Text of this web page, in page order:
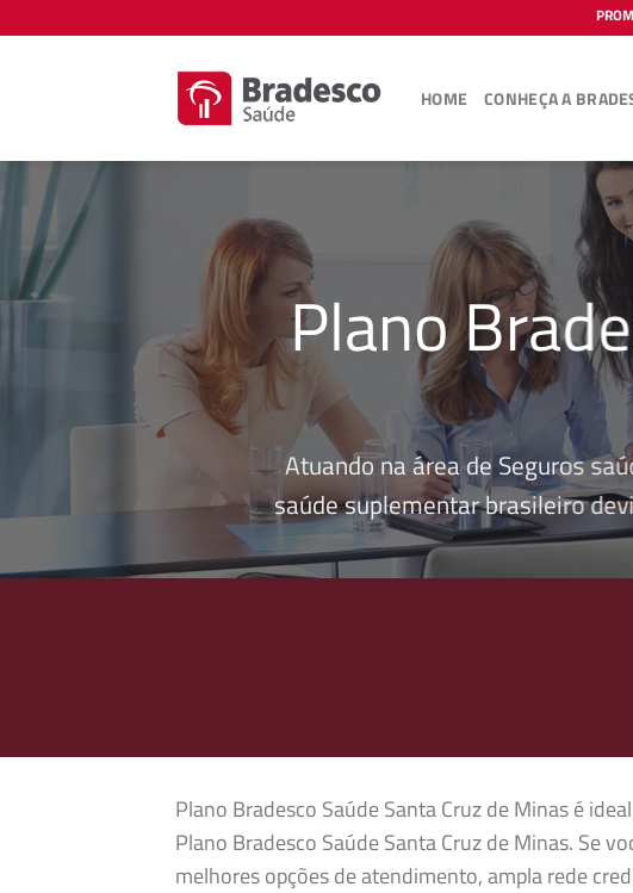
to
HOME CONHEÇA A
Plano
Atuando na área de Seguros
saúde suplementar brasileiro
Plano Bradesco Saúde Santa Cruz de Minas é
Plano Bradesco Saúde Santa Cruz de Minas. Se
melhores opções de atendimento, ampla rede